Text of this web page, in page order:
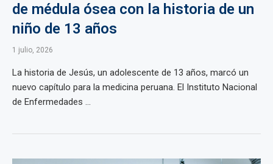
de médula ósea con la historia de un
niño de 13 años
1 julio, 2026
La historia de Jesús, un adolescente de 13 años, marcó un
nuevo capítulo para la medicina peruana. El Instituto Nacional
de Enfermedades ...